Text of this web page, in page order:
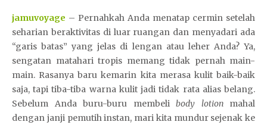
jamuvoyage – Pernahkah Anda menatap cermin setelah
seharian beraktivitas di luar ruangan dan menyadari ada
“garis batas” yang jelas di lengan atau leher Anda? Ya,
sengatan matahari tropis memang tidak pernah main-
main. Rasanya baru kemarin kita merasa kulit baik-baik
saja, tapi tiba-tiba warna kulit jadi tidak rata alias belang.
Sebelum Anda buru-buru membeli body lotionmahal
dengan janji pemutih instan, mari kita mundur sejenak ke